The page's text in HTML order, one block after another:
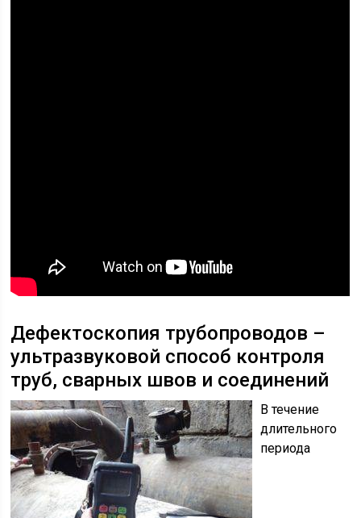
Дефектоскопия трубопроводов –
ультразвуковой способ контроля
труб, сварных швов и соединений
В течение
длительного
периода